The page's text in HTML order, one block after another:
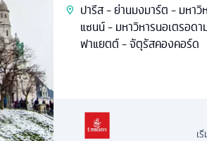
ปารีส - ย่านมงมาร์ต - มหาวิ
แซนน์ - มหาวิหารนอเตรอด
ฟาแยตต์ - จัตุรัสคองคอร์ด
เ